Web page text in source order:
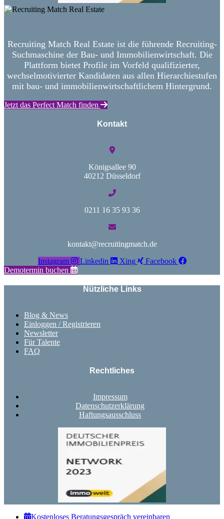
Recruiting Match Real Estate ist die führende Recruiting-
Suchmaschine der Bau- und Immobilienwirtschaft. Die
Plattform bietet Profile im Vorfeld qualifizierter,
wechselmotivierter Kandidaten aus allen Hierarchiestufen
mit bau- und immobilienwirtschaftlichem Hintergrund.
Jetzt das Perfect Match finden
Kontakt
Königsallee 90
40212 Düsseldorf
0211 16 35 93 36
kontakt@recruitingmatch.de
Instagram
Linkedin Xing
Facebook
Demotermin buchen
Nützliche Links
Blog & News
Einloggen / Registrieren
Newsletter
Für Talente
FAQ
Rechtliches
Impressum
Datenschutzerklärung
Haftungsausschluss
Kostenloses Beratungsgespräch vereinbaren